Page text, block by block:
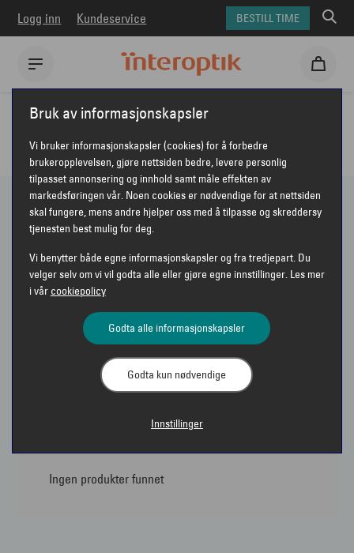
Logg inn Kundeservice BESTILL TIME
Interoptik Briller Persol
PERSOL BRILLER
Sorter etter Anbefalt
VIS FILTER
Ingen produkter funnet
Bruk av informasjonskapsler
Vi bruker informasjonskapsler (cookies) for å forbedre
brukeropplevelsen, gjøre nettsiden bedre, levere personlig
tilpasset annonsering og innhold samt måle effekten av
markedsføringen vår. Noen cookies er nødvendige for at nettsiden
skal fungere, mens andre hjelper oss med å tilpasse og skreddersy
tjenesten best mulig for deg.
Vi benytter både egne informasjonskapsler og fra tredjepart. Du
velger selv om vi vil godta alle eller gjøre egne innstillinger. Les mer
i vår cookiepolicy
Godta alle informasjonskapsler
Godta kun nødvendige
Innstillinger